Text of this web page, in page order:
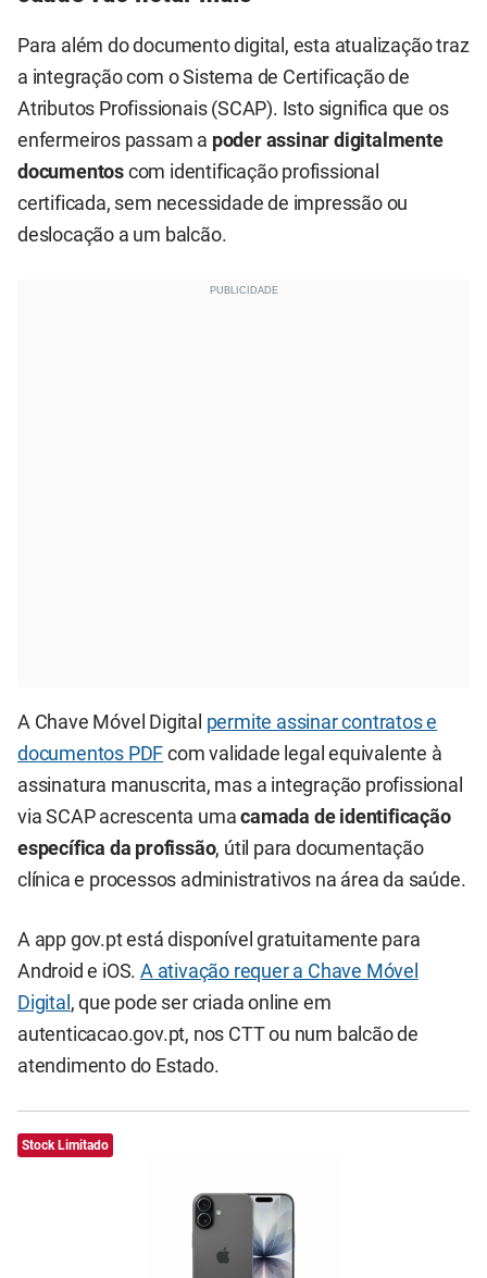
Para além do documento digital, esta atualização traz
a integração com o Sistema de Certificação de
Atributos Profissionais (SCAP). Isto significa que os
enfermeiros passam a poder assinar digitalmente
documentos com identificação profissional
certificada, sem necessidade de impressão ou
deslocação a um balcão.
A Chave Móvel Digital permite assinar contratos e
documentos PDF com validade legal equivalente à
assinatura manuscrita, mas a integração profissional
via SCAP acrescenta umacamada de identificação
específica da profissão, útil para documentação
clínica e processos administrativos na área da saúde.
A app gov.pt está disponível gratuitamente para
Android e iOS.A ativação requer a Chave Móvel
Digital , que pode ser criada online em
autenticacao.gov.pt, nos CTT ou num balcão de
atendimento do Estado.
Stock Limitado